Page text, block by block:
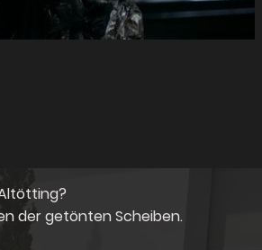
der getönten Scheiben.